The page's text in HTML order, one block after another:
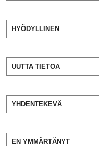
HYÖDYLLINEN
UUTTA TIETOA
YHDENTEKEVÄ
EN YMMÄRTÄNYT